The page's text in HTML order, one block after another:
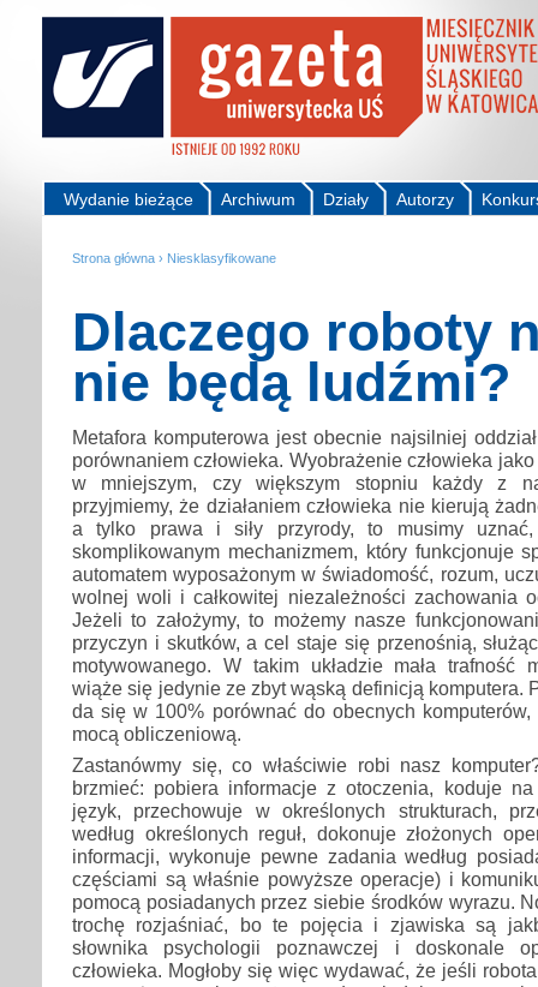
Autorzy
Działy
Archiwum
Wydanie bieżące
Strona główna › Niesklasyfikowane
Dlaczego roboty
nie będą ludźmi?
Metafora komputerowa jest obecnie najsilniej
porównaniem człowieka. Wyobrażenie człowieka
w mniejszym, czy większym stopniu każdy z
przyjmiemy, że działaniem człowieka nie kierują
a tylko prawa i siły przyrody, to musimy
skomplikowanym mechanizmem, który funkcjonuje
automatem wyposażonym w świadomość, rozum,
wolnej woli i całkowitej niezależności zachowania
Jeżeli to założymy, to możemy nasze
przyczyn i skutków, a cel staje się przenośnią,
motywowanego. W takim układzie mała trafność
wiąże się jedynie ze zbyt wąską definicją komputera.
da się w 100% porównać do obecnych
mocą obliczeniową.
Zastanówmy się, co właściwie robi nasz
brzmieć: pobiera informacje z otoczenia, koduje
język, przechowuje w określonych strukturach,
według określonych reguł, dokonuje złożonych
informacji, wykonuje pewne zadania według
częściami są właśnie powyższe operacje) i
pomocą posiadanych przez siebie środków wyrazu.
trochę rozjaśniać, bo te pojęcia i zjawiska są
słownika psychologii poznawczej i doskonale
człowieka. Mogłoby się więc wydawać, że jeśli